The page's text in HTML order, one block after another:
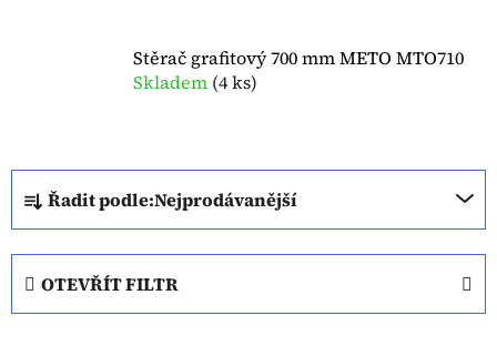
Stěrač grafitový 700 mm METO MTO710
Skladem (4 ks)
Ř
a
z
n
í
Řadit podle:Nejprodávanější
OTEVŘÍT FILTR